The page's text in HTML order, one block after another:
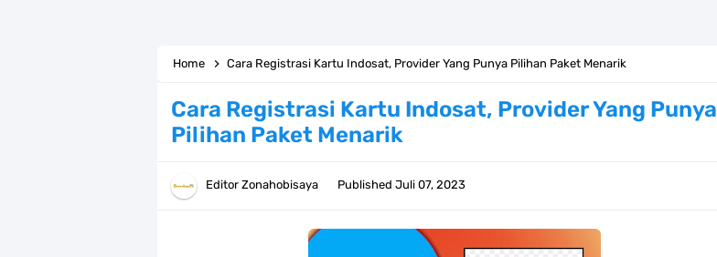
Resep Pesmol Ikan Mas, Makanan Khas Sunda Dengan Rasa Yang Enaknya Nagih
Home Cara Registrasi Kartu Indosat, Provider Yang Punya Pilihan Paket Menarik
Cara Registrasi Kartu Indosat, Provider Yang Punya
Pilihan Paket Menarik
Editor Zonahobisaya Published Juli 07, 2023